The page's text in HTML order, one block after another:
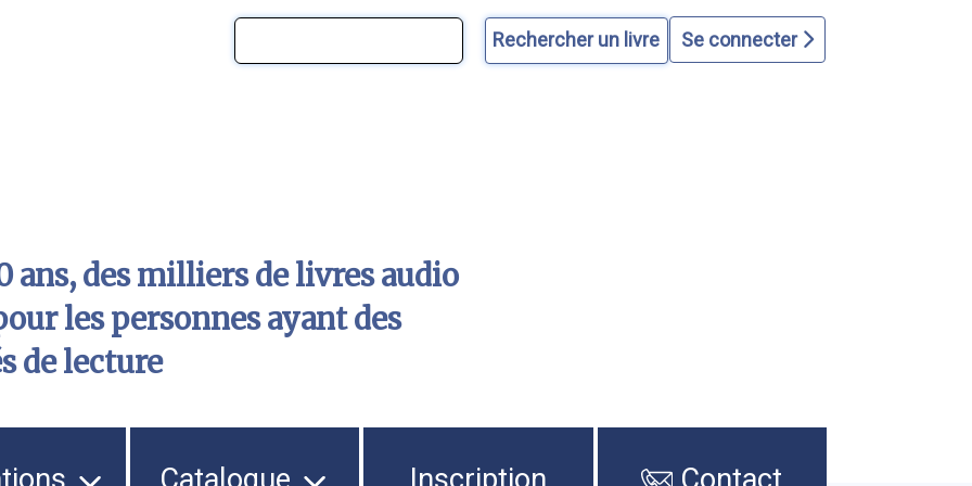
Se connecter
ans, des milliers de livres audio
les personnes ayant des
de lecture
Catalogue Inscription Contact